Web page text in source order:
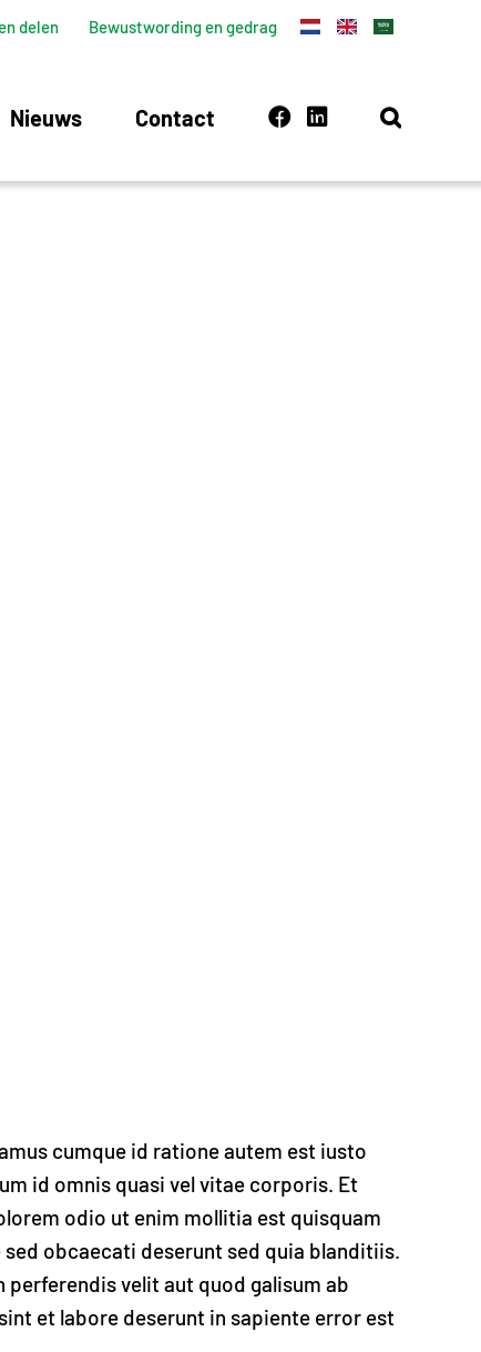
delen Bewustwording en gedrag
Nieuws Contact
cumque id ratione autem est iusto
id omnis quasi vel vitae corporis. Et
odio ut enim mollitia est quisquam
obcaecati deserunt sed quia blanditiis.
perferendis velit aut quod galisum ab
et labore deserunt in sapiente error est